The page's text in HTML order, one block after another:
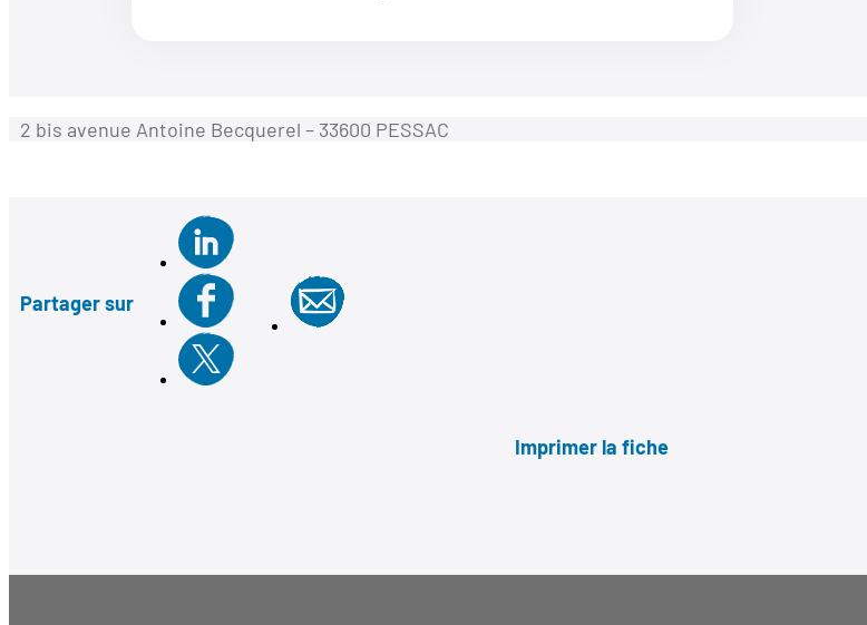
2 bis avenue Antoine Becquerel – 33600 PESSAC
Partager sur
Imprimer la fiche